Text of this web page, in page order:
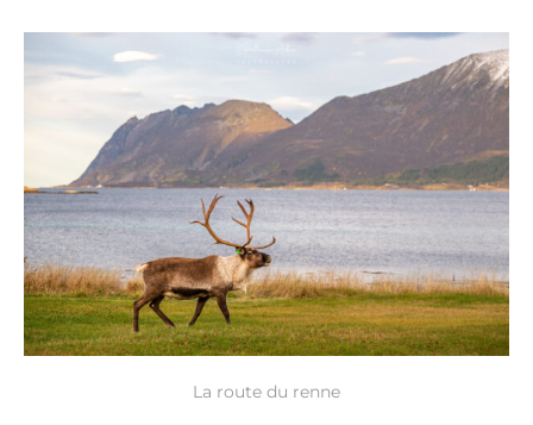
La route du renne